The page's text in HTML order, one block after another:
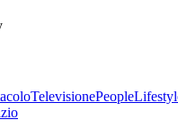
TelevisionePeople